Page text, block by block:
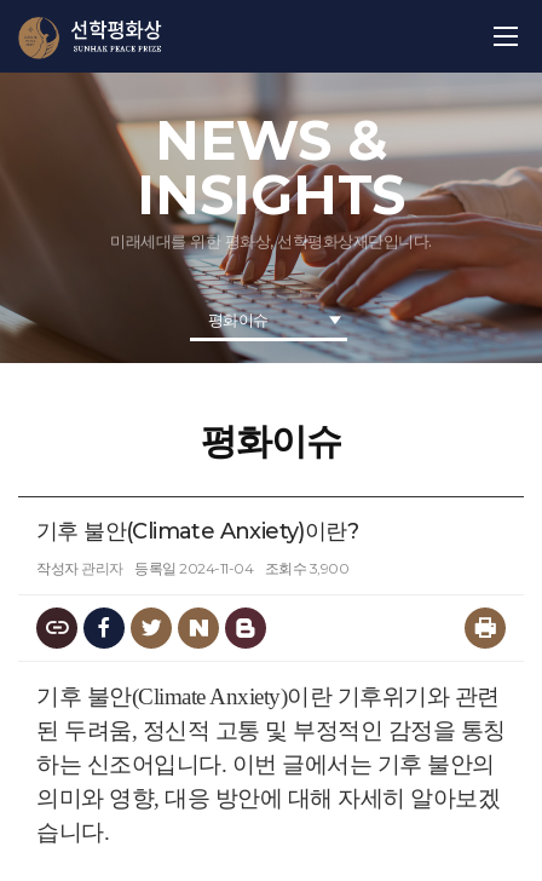
NEWS &
INSIGHTS
미래세대를 위한 평화상, 선학평화상재단입니다.
평화이슈
평화이슈
기후 불안(Climate Anxiety)이란?
작성자 관리자 등록일 2024-11-04 조회수 3,900
기후 불안(Climate Anxiety)이란 기후위기와 관련
된 두려움, 정신적 고통 및 부정적인 감정을 통칭
하는 신조어입니다. 이번 글에서는 기후 불안의
의미와 영향, 대응 방안에 대해 자세히 알아보겠
습니다.